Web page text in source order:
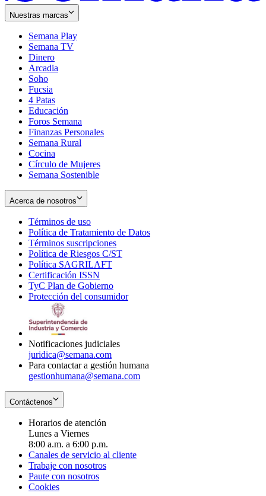
Nuestras marcas
Semana Play
Semana TV
Dinero
Arcadia
Soho
in
new
window
Fucsia
in
new
window
4 Patas
Educación
Foros Semana
Finanzas Personales
Semana Rural
Cocina
Círculo de Mujeres
Semana Sostenible
Acerca de nosotros
Términos de uso
in
new
window
Política de Tratamiento de Datos
Términos suscripciones
in
Política de Riesgos C/ST
Política SAGRILAFT
new
window
Certificación ISSN
in
new
TyC Plan de Gobierno
in
Protección del consumidorOpens
Notificaciones judiciales
juridica@semana.com
Para contactar a gestión humana
gestionhumana@semana.com
Contáctenos
Horarios de atención
Lunes a Viernes
8:00 a.m. a 6:00 p.m.
Canales de servicio al cliente
Trabaje con nosotros
Paute con nosotros
Cookies